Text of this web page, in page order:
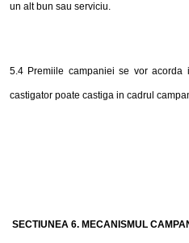
un alt bun sau serviciu.
5.4 Premiile campaniei se vor
castigator poate castiga in cadrul
SECTIUNEA 6. MECANISMUL